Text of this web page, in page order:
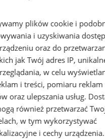
fotoreportaże,
Adam
plików cookie i
i uzyskiwania
oraz do
jak Twój adres IP,
w celu
i treści, pomiaru reklam
oraz ulepszania usług.
również przetwarzać
w tym wykorzystywać
i cechy